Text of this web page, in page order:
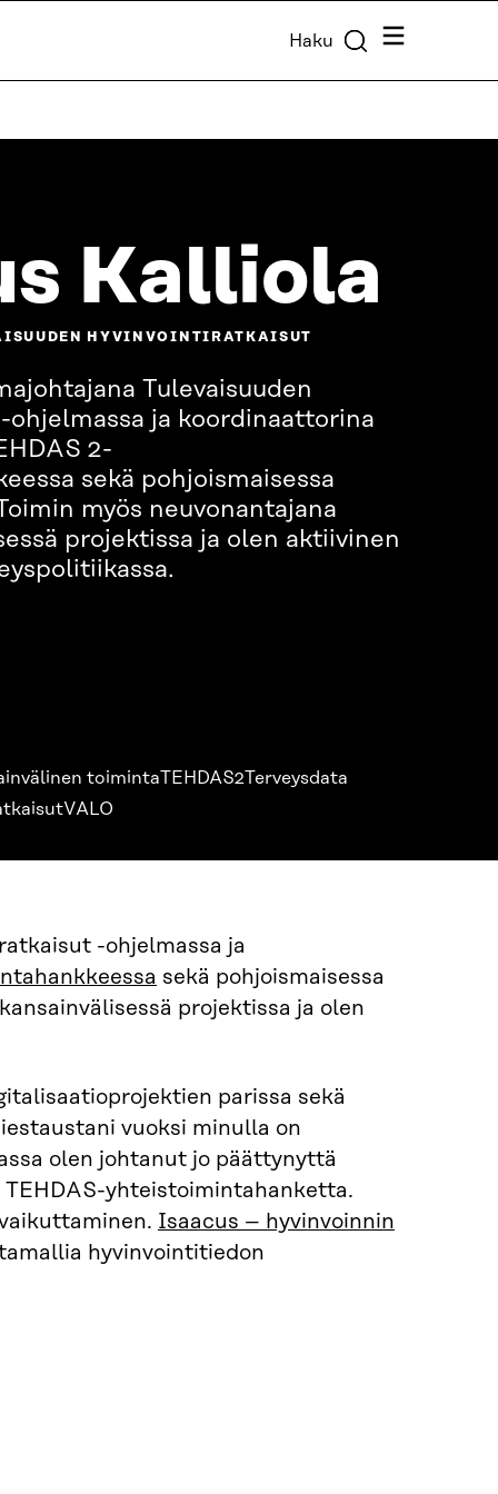
Haku Valikko
Kalliola
HYVINVOINTIRATKAISUT
Tulevaisuuden
ja koordinaattorina
2-
sekä pohjoismaisessa
myös neuvonantajana
projektissa ja olen aktiivinen
toimintaTEHDAS2Terveysdata
VALO
-ohjelmassa ja
sekä pohjoismaisessa
projektissa ja olen
parissa sekä
vuoksi minulla on
olen johtanut jo päättynyttä
yhteistoimintahanketta.
Isaacus – hyvinvoinnin
hyvinvointitiedon